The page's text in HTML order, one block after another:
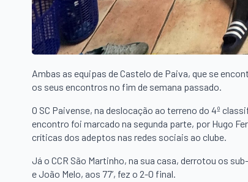
Ambas as equipas de Castelo de Paiva, que se
os seus encontros no fim de semana passado.
O SC Paivense, na deslocação ao terreno do 4º
encontro foi marcado na segunda parte, por Hugo
críticas dos adeptos nas redes sociais ao clube.
Já o CCR São Martinho, na sua casa, derrotou os
e João Melo, aos 77’, fez o 2-0 final.